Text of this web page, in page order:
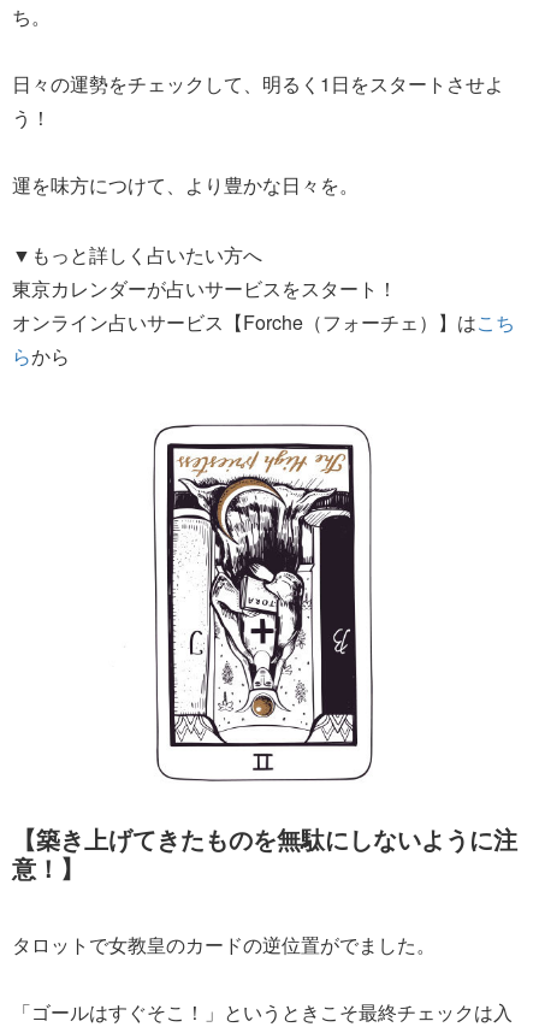
ち。
日々の運勢をチェックして、明るく1日をスタートさせよ
う！
運を味方につけて、より豊かな日々を。
▼もっと詳しく占いたい方へ
東京カレンダーが占いサービスをスタート！
オンライン占いサービス【Forche（フォーチェ）】はこち
らから
【築き上げてきたものを無駄にしないように注
意！】
タロットで女教皇のカードの逆位置がでました。
「ゴールはすぐそこ！」というときこそ最終チェックは入